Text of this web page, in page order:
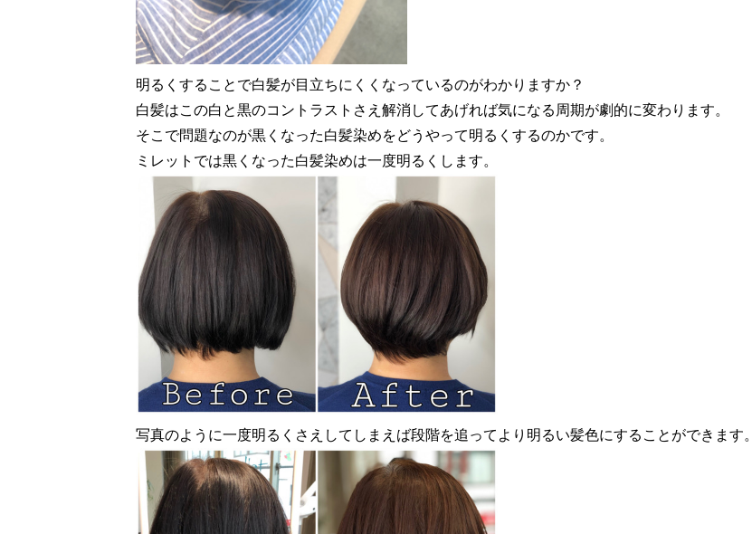
明るくすることで白髪が目立ちにくくなっているのがわかりますか？
白髪はこの白と黒のコントラストさえ解消してあげれば気になる周期が劇的に変わります。
そこで問題なのが黒くなった白髪染めをどうやって明るくするのかです。
ミレットでは黒くなった白髪染めは一度明るくします。
写真のように一度明るくさえしてしまえば段階を追ってより明るい髪色にすることができます。